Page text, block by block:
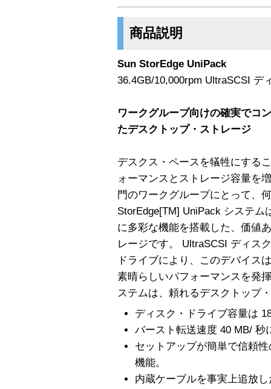
商品説明
Sun StorEdge UniPack
36.4GB/10,000rpm UltraSCSI デ
ワークグループ向けの確実でコ
たデスクトップ・ストレージ
デスクス・ペースを犠牲にする
ォーマンスとストレージ容量を
門のワークグループにとって、
StorEdge[TM] UniPack システ
に多彩な機能を搭載した、価値
レージです。 UltraSCSI ディス
ドライブにより、このデバイス
素晴らしいパフォーマンスを発
ステムは、頼れるデスクトップ
ディスク・ドライブ容量は
バースト転送速度 40 MB/ 秒
セットアップが簡単で信頼
機能。
内蔵ケーブルを事実上追放